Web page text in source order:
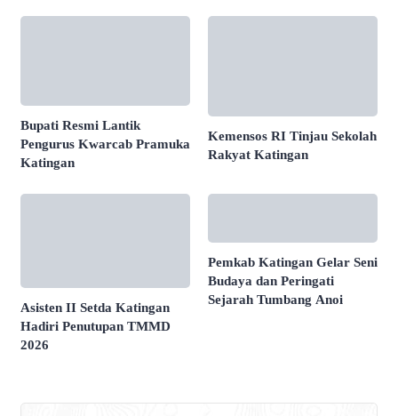
Bupati Resmi Lantik
Pengurus Kwarcab Pramuka
Katingan
Kemensos RI Tinjau Sekolah
Rakyat Katingan
Asisten II Setda Katingan
Hadiri Penutupan TMMD
2026
Pemkab Katingan Gelar Seni
Budaya dan Peringati
Sejarah Tumbang Anoi